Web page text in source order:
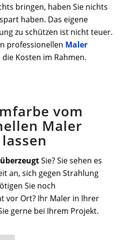
bringen, haben Sie nichts
haben. Das eigene
zu schützen ist nicht teuer.
professionellen Maler
Kosten im Rahmen.
vom
Maler
überzeugtSie? Sie sehen es
an, sich gegen Strahlung
Sie noch
vor Ort? Ihr Maler in Ihrer
gerne bei Ihrem Projekt.